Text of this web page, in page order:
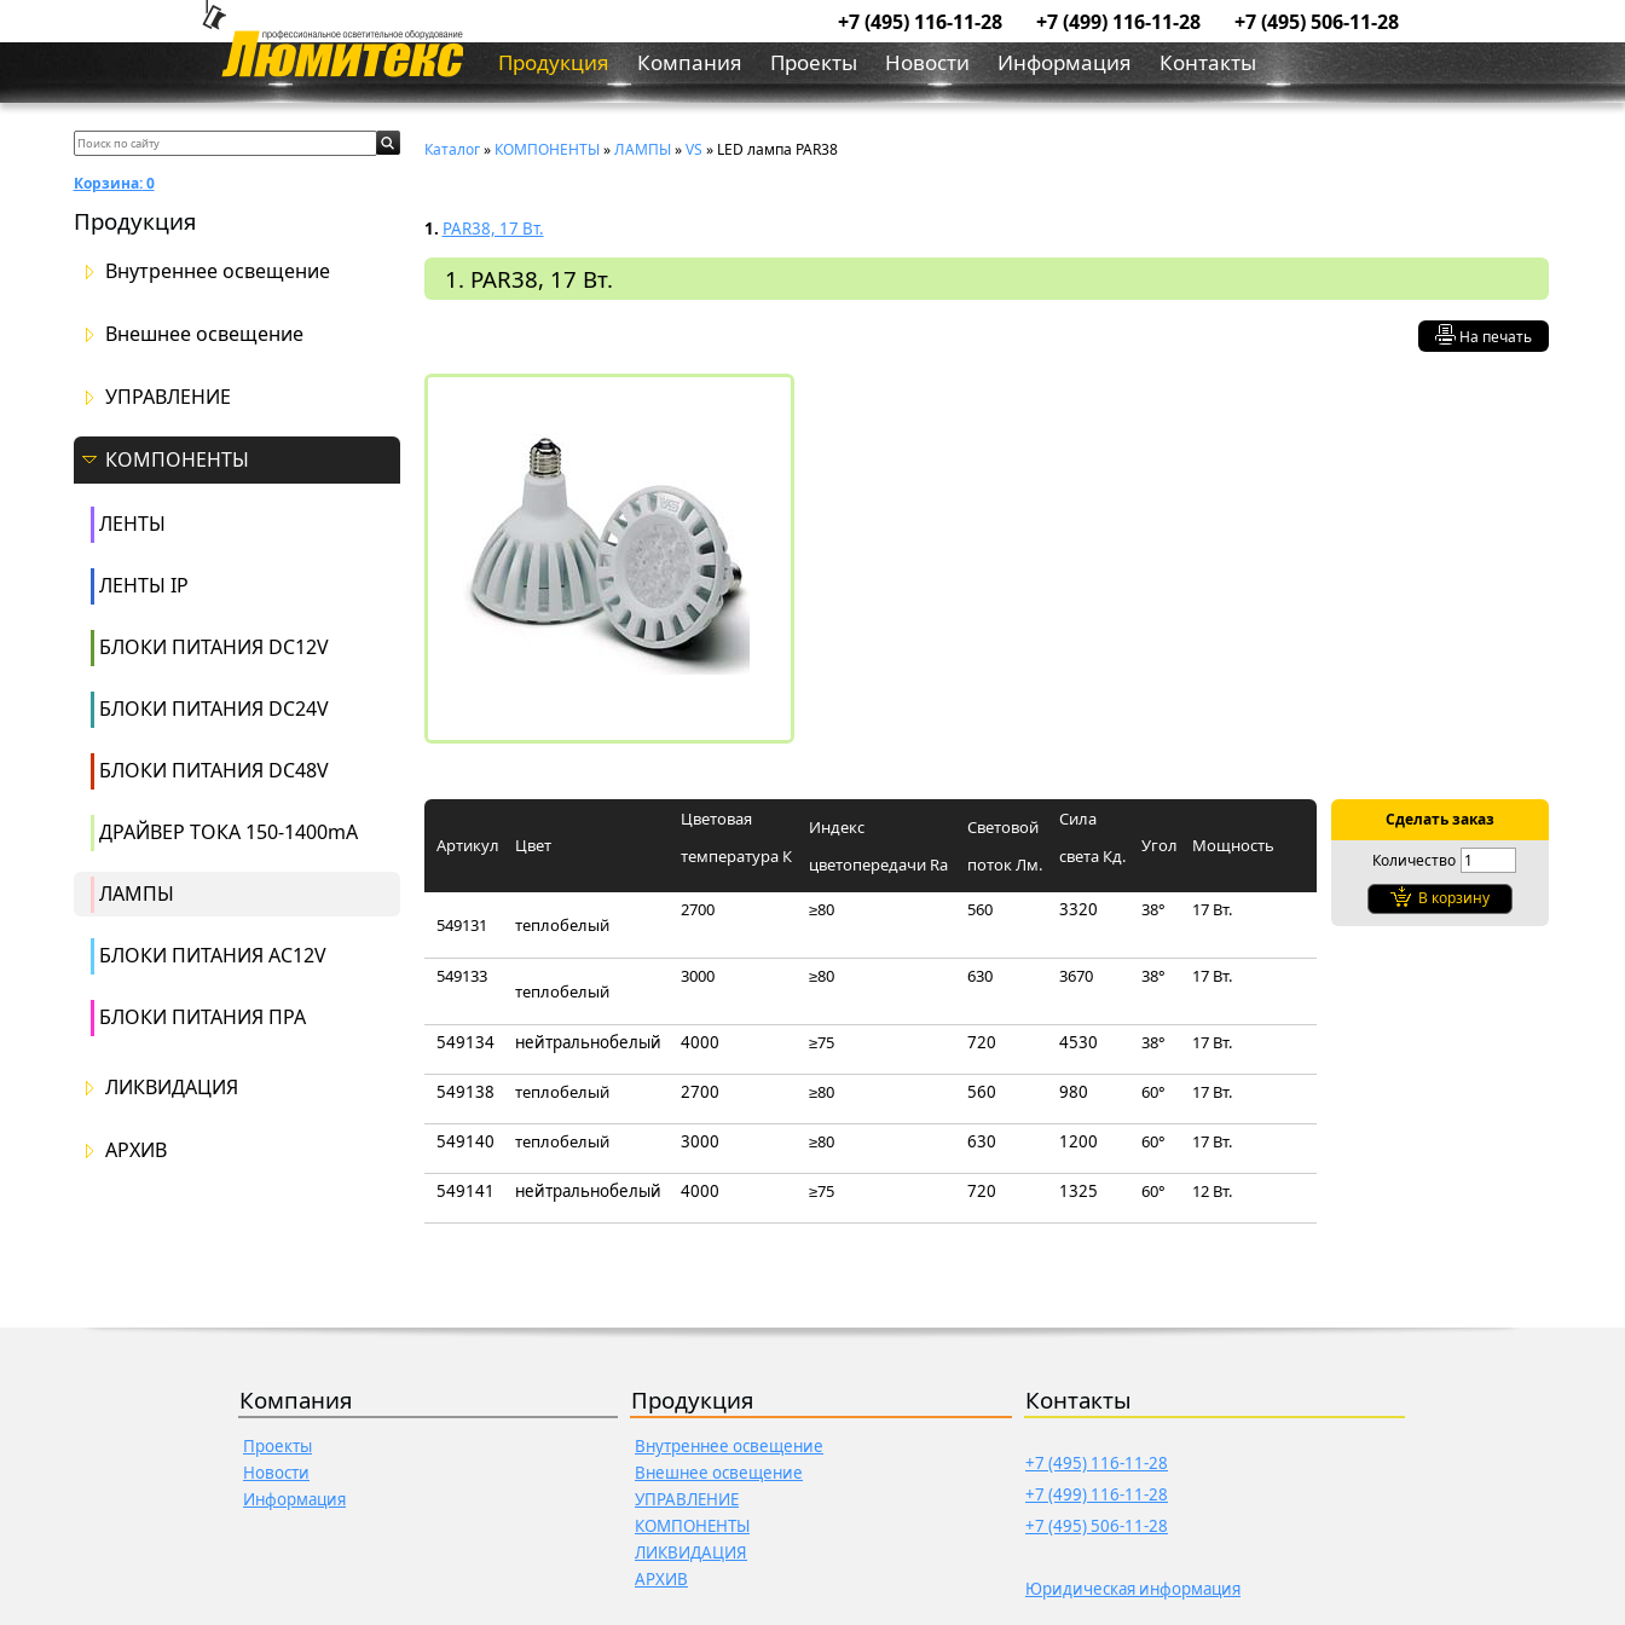
+7 (495) 116-11-28 +7 (499) 116-11-28 +7 (495) 506-11-28
Продукция Компания Проекты Новости Информация Контакты
Корзина:0
Продукция
Внутреннее освещение
Внешнее освещение
УПРАВЛЕНИЕ
КОМПОНЕНТЫ
ЛЕНТЫ
ЛЕНТЫ IP
БЛОКИ ПИТАНИЯ DC12V
БЛОКИ ПИТАНИЯ DC24V
БЛОКИ ПИТАНИЯ DC48V
ДРАЙВЕР ТОКА 150-1400mA
ЛАМПЫ
БЛОКИ ПИТАНИЯ AC12V
БЛОКИ ПИТАНИЯ ПРА
ЛИКВИДАЦИЯ
АРХИВ
Каталог» КОМПОНЕНТЫ»ЛАМПЫ»VS » LED лампа PAR38
1. PAR38, 17 Вт.
1. PAR38, 17 Вт.
На печать
Артикул Цвет
Цветовая
температура К
Индекс
цветопередачи Ra
Световой
поток Лм.
Сила
света Кд.
Угол Мощность
549131 теплобелый
2700 ≥80 560 3320 38° 17 Вт.
549133
теплобелый
3000 ≥80 630 3670 38° 17 Вт.
549134 нейтральнобелый 4000 ≥75 720 4530 38° 17 Вт.
549138 теплобелый 2700 ≥80 560 980 60° 17 Вт.
549140 теплобелый 3000 ≥80 630 1200 60° 17 Вт.
549141 нейтральнобелый 4000 ≥75 720 1325 60° 12 Вт.
Сделать заказ
Количество
В корзину
Компания Продукция Контакты
Проекты
Новости
Информация
Внутреннее освещение
Внешнее освещение
УПРАВЛЕНИЕ
КОМПОНЕНТЫ
ЛИКВИДАЦИЯ
АРХИВ
+7 (495) 116-11-28
+7 (499) 116-11-28
+7 (495) 506-11-28
Юридическая информация